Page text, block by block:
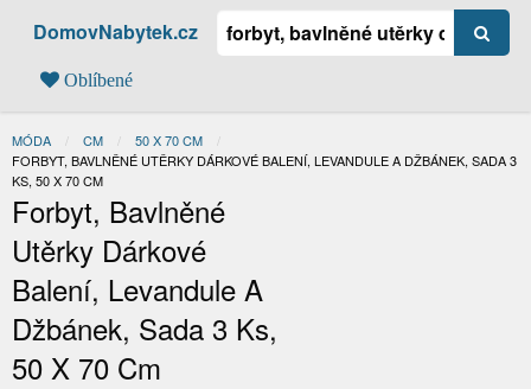
DomovNabytek.cz
Oblíbené
MÓDA CM
50 X 70 CM
AKTUÁLNÍ:
FORBYT, BAVLNĚNÉ UTĚRKY DÁRKOVÉ BALENÍ, LEVANDULE A DŽBÁNEK, SADA 3
KS, 50 X 70 CM
Forbyt, Bavlněné
Utěrky Dárkové
Balení, Levandule A
Džbánek, Sada 3 Ks,
50 X 70 Cm